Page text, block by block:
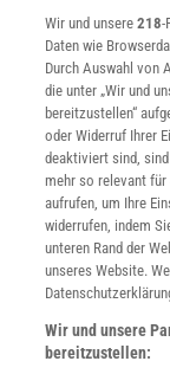
Widerruf
INFO
Mediadaten
Datenschutz
Cookie-
Utiq verwalten
Alle Artikel
Impressum
Angebote für
Angebote für
Wir und unsere218-
Daten wie
Durch Auswahl von
die unter „Wir und
bereitzustellen“
oder Widerruf Ihrer
deaktiviert sind,
mehr so relevant für
aufrufen, um Ihre
widerrufen, indem
unteren Rand der
unseres Website.
Wir und unsere
bereitzustellen: